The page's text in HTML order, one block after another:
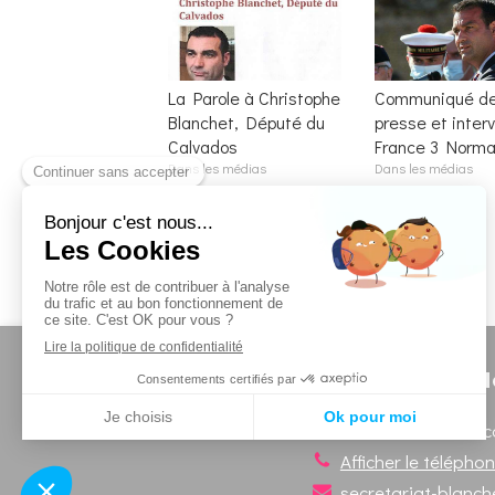
La Parole à Christophe
Blanchet, Député du
Calvados
Dans les médias
Communiqué
presse et
France 3
Dans les médias
Secrétariat en
Afficher le